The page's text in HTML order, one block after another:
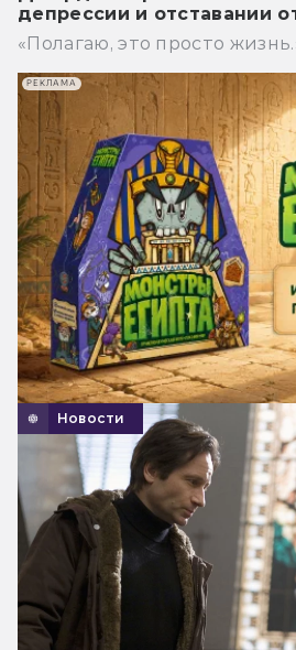
депрессии и отставании
«Полагаю, это просто
Новости
РЕКЛАМА